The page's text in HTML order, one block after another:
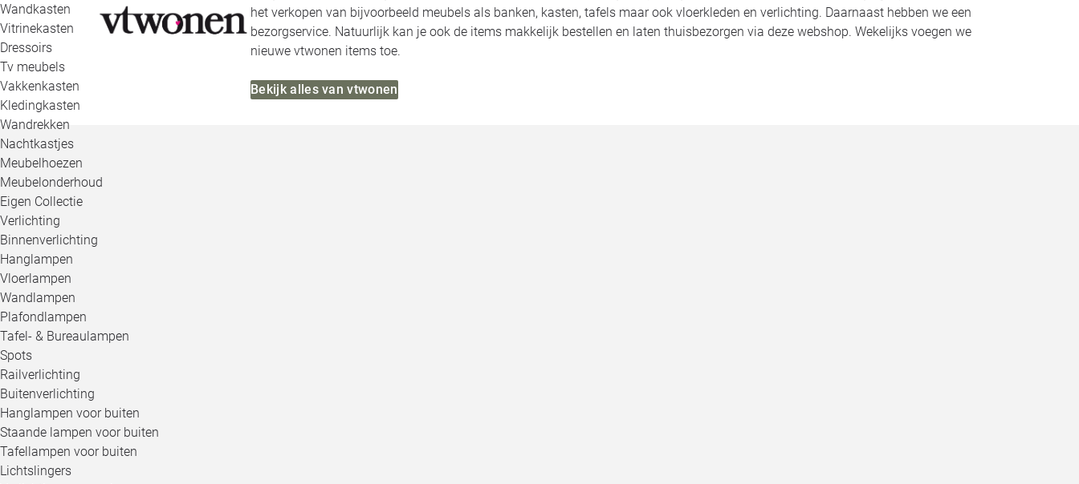
Wandkasten
Vitrinekasten
Dressoirs
Tv meubels
Vakkenkasten
Kledingkasten
Wandrekken
Nachtkastjes
Meubelhoezen
Meubelonderhoud
Eigen Collectie
Verlichting
Binnenverlichting
Hanglampen
Vloerlampen
Wandlampen
Plafondlampen
Tafel- & Bureaulampen
Spots
Railverlichting
Buitenverlichting
Hanglampen voor buiten
Staande lampen voor buiten
Tafellampen voor buiten
Lichtslingers
het verkopen van bijvoorbeeld meubels als banken, kasten, tafels maar ook vloerkleden en verlichting. Daarnaast hebben we een
bezorgservice. Natuurlijk kan je ook de items makkelijk bestellen en laten thuisbezorgen via deze webshop. Wekelijks voegen we
nieuwe vtwonen items toe.
Bekijk alles van vtwonen